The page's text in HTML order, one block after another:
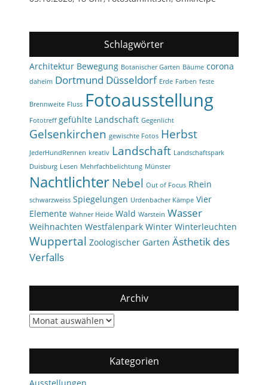
Schlagwörter
Architektur Bewegung Botanischer Garten Bäume corona
daheim Dortmund Düsseldorf Erde Farben feste
Brennweite Fluss Fotoausstellung
Fototreff gefühlte Landschaft Gegenlicht
Gelsenkirchen gewischte Fotos Herbst
JederHundRennen kreativ Landschaft Landschaftspark
Duisburg Lesen Mehrfachbelichtung Münster
NachtlichterNebel Out of Focus Rhein
schwarzweiss Spiegelungen Urdenbacher Kämpe Vier
Elemente Wahner Heide Wald Warstein Wasser
Weihnachten Westfalenpark Winter Winterleuchten
Wuppertal Zoologischer Garten Ästhetik des
Verfalls
Archiv
Archiv
Kategorien